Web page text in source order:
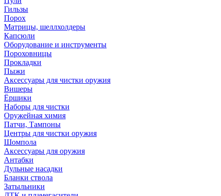
Гильзы
Порох
Матрицы, шеллхолдеры
Капсюли
Оборудование и инструменты
Пороховницы
Прокладки
Пыжи
Аксессуары для чистки оружия
Вишеры
Ёршики
Наборы для чистки
Оружейная химия
Патчи, Тампоны
Центры для чистки оружия
Шомпола
Аксессуары для оружия
Антабки
Дульные насадки
Бланки ствола
Затыльники